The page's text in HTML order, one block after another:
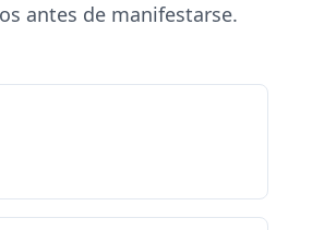
antes de manifestarse.